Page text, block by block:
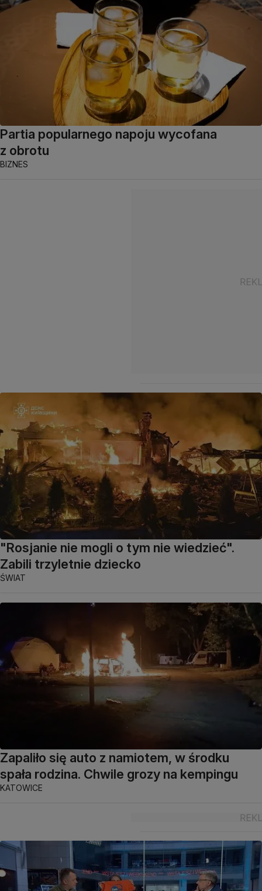
Partia popularnego napoju wycofana
z obrotu
BIZNES
"Rosjanie nie mogli o tym nie wiedzieć".
Zabili trzyletnie dziecko
ŚWIAT
Zapaliło się auto z namiotem, w środku
spała rodzina. Chwile grozy na kempingu
KATOWICE